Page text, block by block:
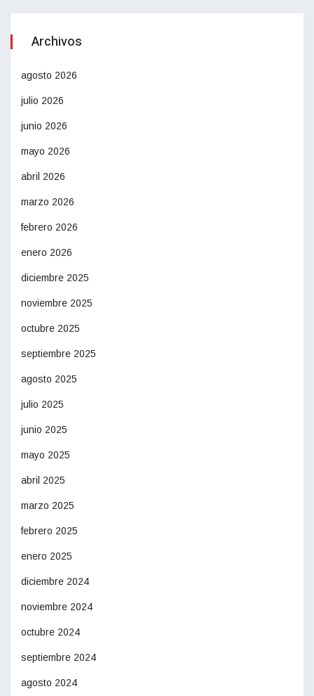
Archivos
agosto 2026
julio 2026
junio 2026
mayo 2026
abril 2026
marzo 2026
febrero 2026
enero 2026
diciembre 2025
noviembre 2025
octubre 2025
septiembre 2025
agosto 2025
julio 2025
junio 2025
mayo 2025
abril 2025
marzo 2025
febrero 2025
enero 2025
diciembre 2024
noviembre 2024
octubre 2024
septiembre 2024
agosto 2024